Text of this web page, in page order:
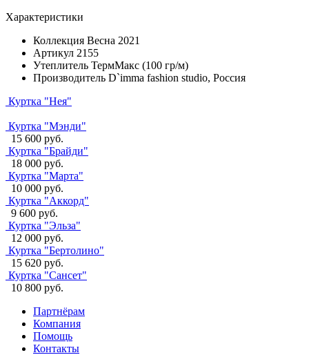
Характеристики
Коллекция Весна 2021
Артикул 2155
Утеплитель ТермМакс (100 гр/м)
Производитель D`imma fashion studio, Россия
Куртка "Нея"
Куртка "Мэнди"
15 600 руб.
Куртка "Брайди"
18 000 руб.
Куртка "Марта"
10 000 руб.
Куртка "Аккорд"
9 600 руб.
Куртка "Эльза"
12 000 руб.
Куртка "Бертолино"
15 620 руб.
Куртка "Сансет"
10 800 руб.
Партнёрам
Компания
Помощь
Контакты